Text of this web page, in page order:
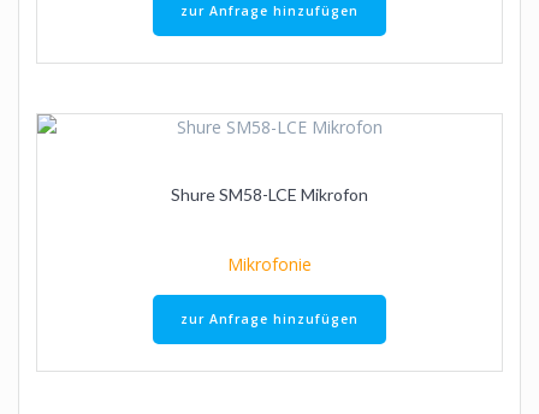
zur Anfrage hinzufügen
Shure SM58-LCE Mikrofon
Mikrofonie
zur Anfrage hinzufügen